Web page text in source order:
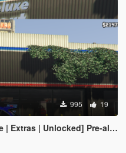
995 19
| Unlocked] Pre-alpha